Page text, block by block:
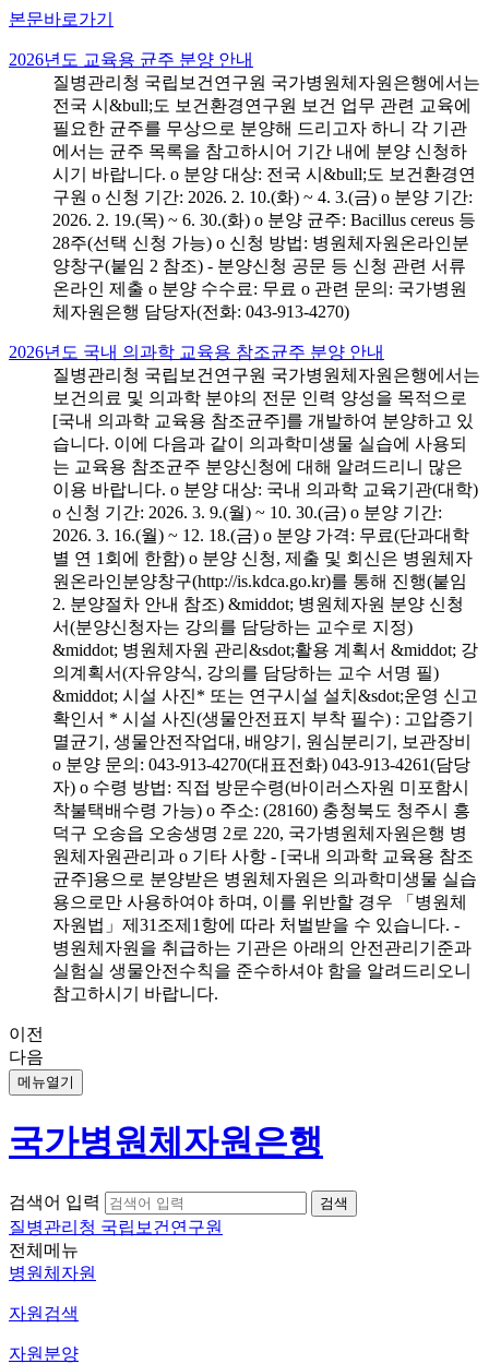
본문바로가기
2026년도 교육용 균주 분양 안내
질병관리청 국립보건연구원 국가병원체자원은행에서는
전국 시&bull;도 보건환경연구원 보건 업무 관련 교육에
필요한 균주를 무상으로 분양해 드리고자 하니 각 기관
에서는 균주 목록을 참고하시어 기간 내에 분양 신청하
시기 바랍니다. o 분양 대상: 전국 시&bull;도 보건환경연
구원 o 신청 기간: 2026. 2. 10.(화) ~ 4. 3.(금) o 분양 기간:
2026. 2. 19.(목) ~ 6. 30.(화) o 분양 균주: Bacillus cereus 등
28주(선택 신청 가능) o 신청 방법: 병원체자원온라인분
양창구(붙임 2 참조) - 분양신청 공문 등 신청 관련 서류
온라인 제출 o 분양 수수료: 무료 o 관련 문의: 국가병원
체자원은행 담당자(전화: 043-913-4270)
2026년도 국내 의과학 교육용 참조균주 분양 안내
질병관리청 국립보건연구원 국가병원체자원은행에서는
보건의료 및 의과학 분야의 전문 인력 양성을 목적으로
[국내 의과학 교육용 참조균주]를 개발하여 분양하고 있
습니다. 이에 다음과 같이 의과학미생물 실습에 사용되
는 교육용 참조균주 분양신청에 대해 알려드리니 많은
이용 바랍니다. o 분양 대상: 국내 의과학 교육기관(대학)
o 신청 기간: 2026. 3. 9.(월) ~ 10. 30.(금) o 분양 기간:
2026. 3. 16.(월) ~ 12. 18.(금) o 분양 가격: 무료(단과대학
별 연 1회에 한함) o 분양 신청, 제출 및 회신은 병원체자
원온라인분양창구(http://is.kdca.go.kr)를 통해 진행(붙임
2. 분양절차 안내 참조) &middot; 병원체자원 분양 신청
서(분양신청자는 강의를 담당하는 교수로 지정)
&middot; 병원체자원 관리&sdot;활용 계획서 &middot; 강
의계획서(자유양식, 강의를 담당하는 교수 서명 필)
&middot; 시설 사진* 또는 연구시설 설치&sdot;운영 신고
확인서 * 시설 사진(생물안전표지 부착 필수) : 고압증기
멸균기, 생물안전작업대, 배양기, 원심분리기, 보관장비
o 분양 문의: 043-913-4270(대표전화) 043-913-4261(담당
자) o 수령 방법: 직접 방문수령(바이러스자원 미포함시
착불택배수령 가능) o 주소: (28160) 충청북도 청주시 흥
덕구 오송읍 오송생명 2로 220, 국가병원체자원은행 병
원체자원관리과 o 기타 사항 - [국내 의과학 교육용 참조
균주]용으로 분양받은 병원체자원은 의과학미생물 실습
용으로만 사용하여야 하며, 이를 위반할 경우 「병원체
자원법」제31조제1항에 따라 처벌받을 수 있습니다. -
병원체자원을 취급하는 기관은 아래의 안전관리기준과
실험실 생물안전수칙을 준수하셔야 함을 알려드리오니
참고하시기 바랍니다.
이전
다음
메뉴열기
국가병원체자원은행
검색어 입력
질병관리청 국립보건연구원
전체메뉴
병원체자원
자원검색
자원분양